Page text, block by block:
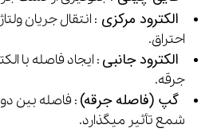
الکترود مرکزی : انتقال جریان
احتراق.
الکترود جانبی : ایجاد فاصله با
جرقه.
گپ (فاصله جرقه) : فاصله بین
شمع تأثیر میگذارد.